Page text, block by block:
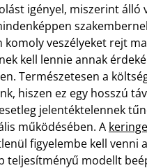
igényel, miszerint álló
komoly veszélyeket rejt
kell lennie annak
Természetesen a
hiszen ez egy hosszú
jelentéktelennek
működésében. A
figyelembe kell
teljesítményű modellt